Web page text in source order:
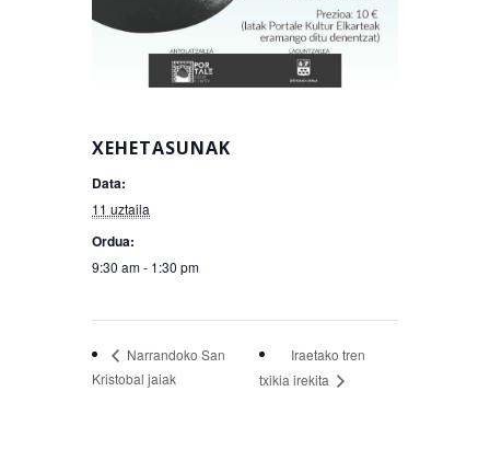
XEHETASUNAK
Data:
11 uztaila
Ordua:
9:30 am - 1:30 pm
Narrandoko San
Kristobal jaiak
Iraetako tren
txikia irekita